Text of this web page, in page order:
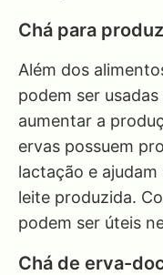
Chá para
Além dos
podem ser
aumentar a
ervas possuem
lactação e
leite produzida.
podem ser úteis
Chá de erva-